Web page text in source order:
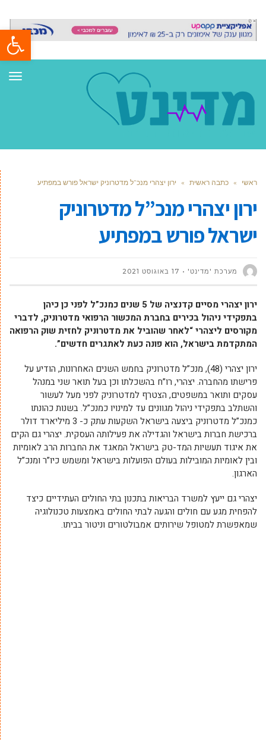
פתח
ראשי » כתבה ראשית » ירון יצהרי מנכ”ל מדטרוניק ישראל פורש במפתיע
ירון יצהרי מנכ”ל מדטרוניק
ישראל פורש במפתיע
מערכת 'מדינט' 17 באוגוסט 2021
ירון יצהרי מסיים קדנציה של 5 שנים כמנכ”ל לפני כן כיהן
בתפקידי ניהול בכירים בחברת המכשור הרפואי מדטרוניק, לדברי
מקורסים ליצהרי “לאחר שהוביל את מדטרוניק לחזית שוק הרפואה
המתקדמת בישראל, הוא פונה כעת לאתגרים חדשים”.
ירון יצהרי (48), מנכ”ל מדטרוניק בחמש השנים האחרונות, הודיע על
פרישתו מהחברה. יצהרי, רו”ח בהשכלתו וכן בעל תואר שני במנהל
עסקים ותואר במשפטים, הצטרף למדטרוניק לפני מעל לעשור
והשתלב בתפקידי ניהול מגוונים עד למינויו כמנכ”ל. בשנות כהונתו
כמנכ”ל מדטרוניק ביצעה בישראל השקעות עתק כ- 3 מיליארד דולר
ברכישת חברות בישראל והגדילה את פעילותה העסקית. יצהרי גם הקים
את איגוד תעשיות המד-טק בישראל המאגד את החברות הרב לאומיות
ובין לאומיות המובילות בעולם הפועלות בישראל ומשמש כיו”ר ומנכ”ל
הארגון.
יצהרי גם ייעץ למשרד הבריאות בתכנון בתי החולים העתידיים כיצד
להפחית מגע עם חולים והגעה לבתי החולים באמצעות טכנולוגיה
שמאפשרת למטופל שירותים אמבולטורים וניטור בביתו.